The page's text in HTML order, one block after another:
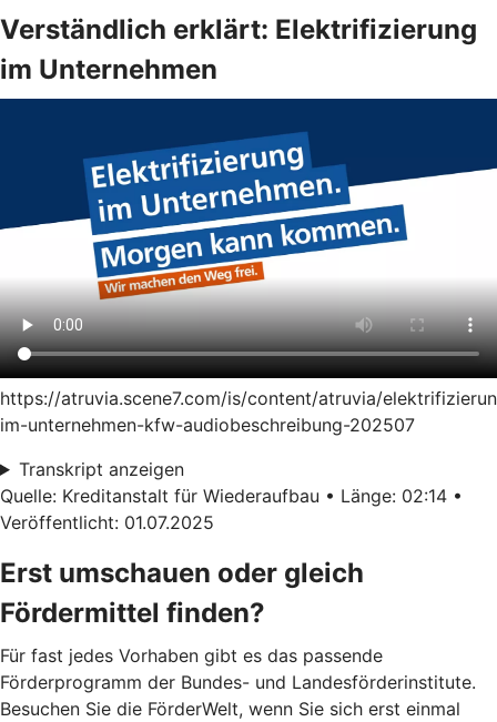
Verständlich erklärt: Elektrifizierung
im Unternehmen
https://atruvia.scene7.com/is/content/atruvia/
im-unternehmen-kfw-audiobeschreibung-202507
Transkript anzeigen
Quelle: Kreditanstalt für Wiederaufbau • Länge: 02:14 •
Veröffentlicht: 01.07.2025
Erst umschauen oder gleich
Fördermittel finden?
Für fast jedes Vorhaben gibt es das passende
Förderprogramm der Bundes- und Landesförderinstitute.
Besuchen Sie die FörderWelt, wenn Sie sich erst einmal